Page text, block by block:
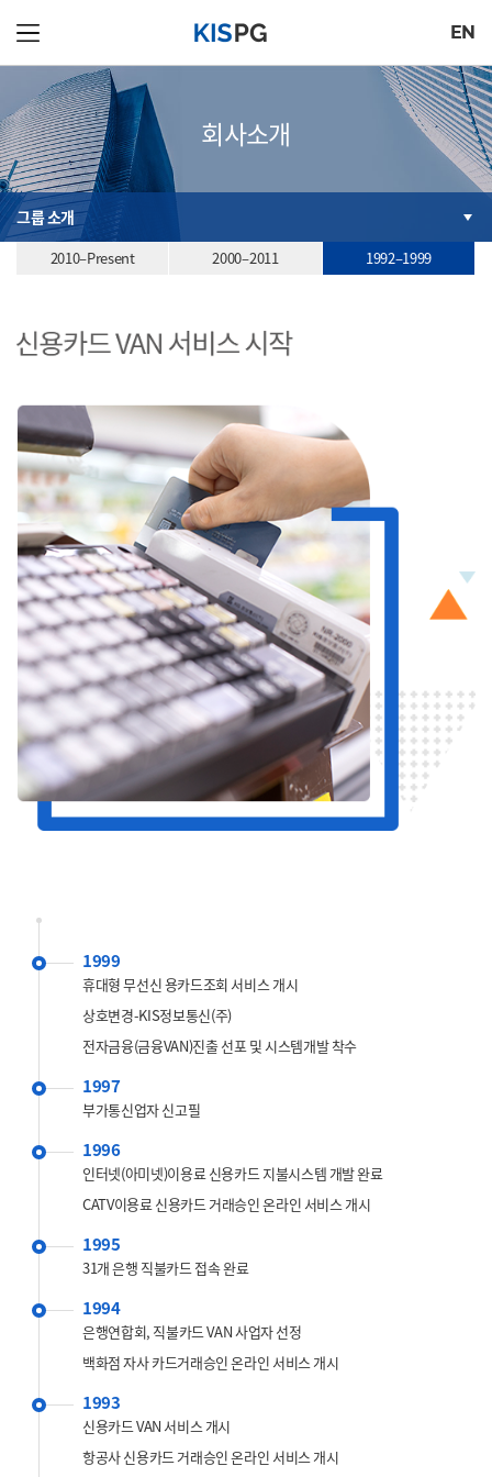
EN
회사소개
그룹 소개
2010–Present 2000–2011 1992–1999
1999
휴대형 무선신 용카드조회 서비스 개시
상호변경-KIS정보통신(주)
전자금융(금융VAN)진출 선포 및 시스템개발 착수
1997
부가통신업자 신고필
1996
인터넷(아미넷)이용료 신용카드 지불시스템 개발 완료
CATV이용료 신용카드 거래승인 온라인 서비스 개시
1995
31개 은행 직불카드 접속 완료
1994
은행연합회, 직불카드 VAN 사업자 선정
백화점 자사 카드거래승인 온라인 서비스 개시
1993
신용카드 VAN 서비스 개시
항공사 신용카드 거래승인 온라인 서비스 개시